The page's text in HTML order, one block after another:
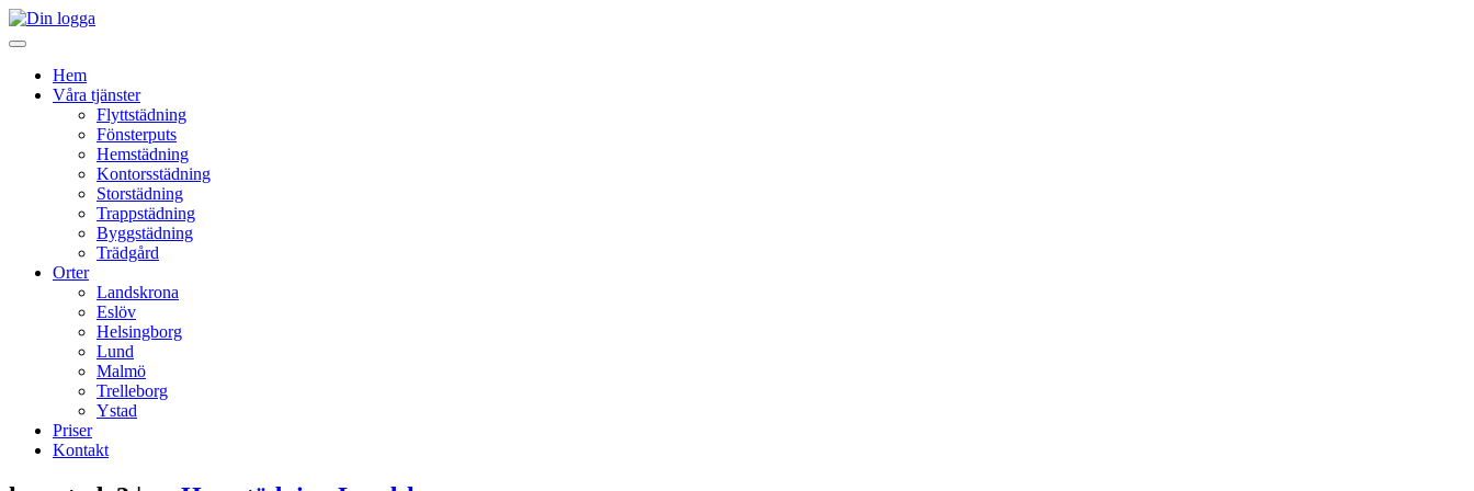
Hem
Våra tjänster
Flyttstädning
Fönsterputs
Hemstädning
Kontorsstädning
Storstädning
Trappstädning
Byggstädning
Trädgård
Orter
Landskrona
Eslöv
Helsingborg
Lund
Malmö
Trelleborg
Ystad
Priser
Kontakt